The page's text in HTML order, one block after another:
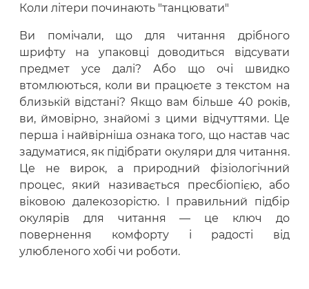
Коли літери починають "танцювати"
Ви помічали, що для читання дрібного
шрифту на упаковці доводиться відсувати
предмет усе далі? Або що очі швидко
втомлюються, коли ви працюєте з текстом на
близькій відстані? Якщо вам більше 40 років,
ви, ймовірно, знайомі з цими відчуттями. Це
перша і найвірніша ознака того, що настав час
задуматися, як підібрати окуляри для читання.
Це не вирок, а природний фізіологічний
процес, який називається пресбіопією, або
віковою далекозорістю. І правильний підбір
окулярів для читання — це ключ до
повернення комфорту і радості від
улюбленого хобі чи роботи.